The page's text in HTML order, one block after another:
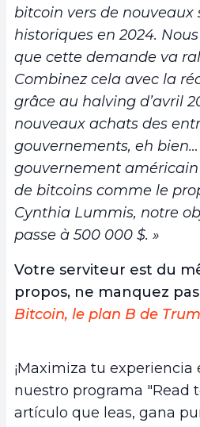
bitcoin vers de nouveaux
historiques en 2024.
que cette demande va
Combinez cela avec la
grâce au halving d’avril
nouveaux achats des
gouvernements, eh bien…
gouvernement
de bitcoins comme le
Cynthia Lummis, notre
passe à 500 000 $. »
Votre serviteur est du
propos, ne manquez
Bitcoin, le plan B de
¡Maximiza tu
nuestro programa "Read
artículo que leas, gana